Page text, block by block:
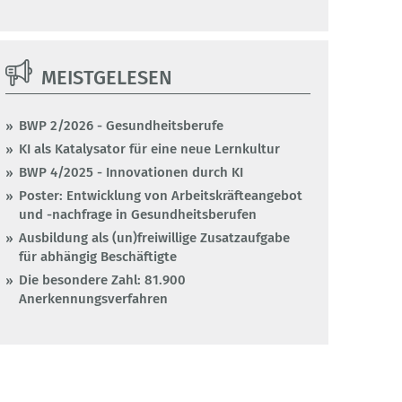
MEISTGELESEN
BWP 2/2026 - Gesundheitsberufe
KI als Katalysator für eine neue Lernkultur
BWP 4/2025 - Innovationen durch KI
Poster: Entwicklung von Arbeitskräfteangebot
und -nachfrage in Gesundheitsberufen
Ausbildung als (un)freiwillige Zusatzaufgabe
für abhängig Beschäftigte
Die besondere Zahl: 81.900
Anerkennungsverfahren